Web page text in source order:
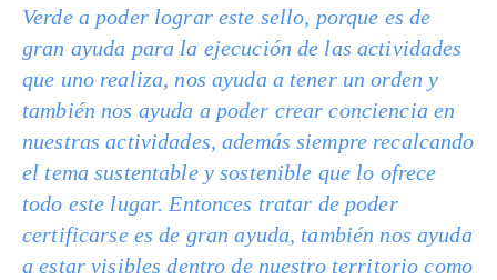
Verde a poder lograr este sello, porque es de
gran ayuda para la ejecución de las actividades
que uno realiza, nos ayuda a tener un orden y
también nos ayuda a poder crear conciencia en
nuestras actividades, además siempre recalcando
el tema sustentable y sostenible que lo ofrece
todo este lugar. Entonces tratar de poder
certificarse es de gran ayuda, también nos ayuda
a estar visibles dentro de nuestro territorio como